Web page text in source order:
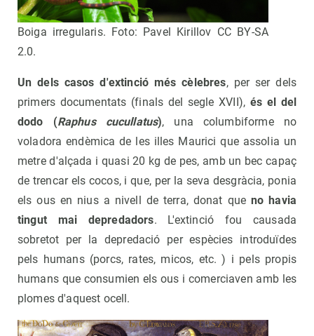
Boiga irregularis. Foto: Pavel Kirillov CC BY-SA
2.0.
Un dels casos d'extinció més cèlebres, per ser dels
primers documentats (finals del segle XVII), és el del
dodo (Raphus cucullatus), una columbiforme no
voladora endèmica de les illes Maurici que assolia un
metre d'alçada i quasi 20 kg de pes, amb un bec capaç
de trencar els cocos, i que, per la seva desgràcia, ponia
els ous en nius a nivell de terra, donat que no havia
tingut mai depredadors. L'extinció fou causada
sobretot per la depredació per espècies introduïdes
pels humans (porcs, rates, micos, etc. ) i pels propis
humans que consumien els ous i comerciaven amb les
plomes d'aquest ocell.